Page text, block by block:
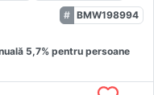
BMW198994
5,7% pentru persoane